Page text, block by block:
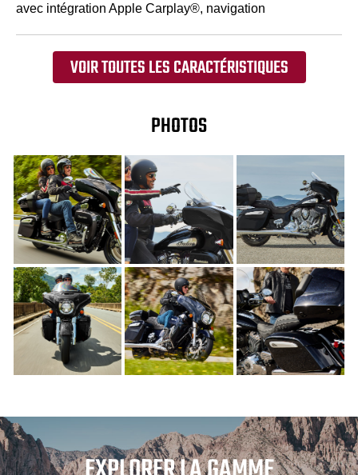
avec intégration Apple Carplay®, navigation
VOIR TOUTES LES CARACTÉRISTIQUES
PHOTOS